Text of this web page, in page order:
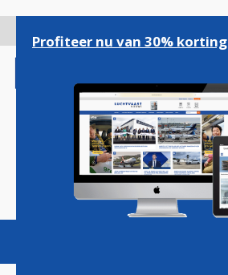
gaan
Magazine Podcasts
Profiteer nu van 30% korting